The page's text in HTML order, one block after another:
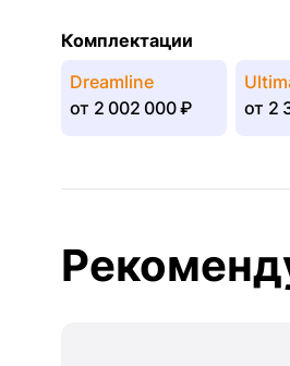
Комплектации
Dreamline
от 2 002 000 ₽
от 2